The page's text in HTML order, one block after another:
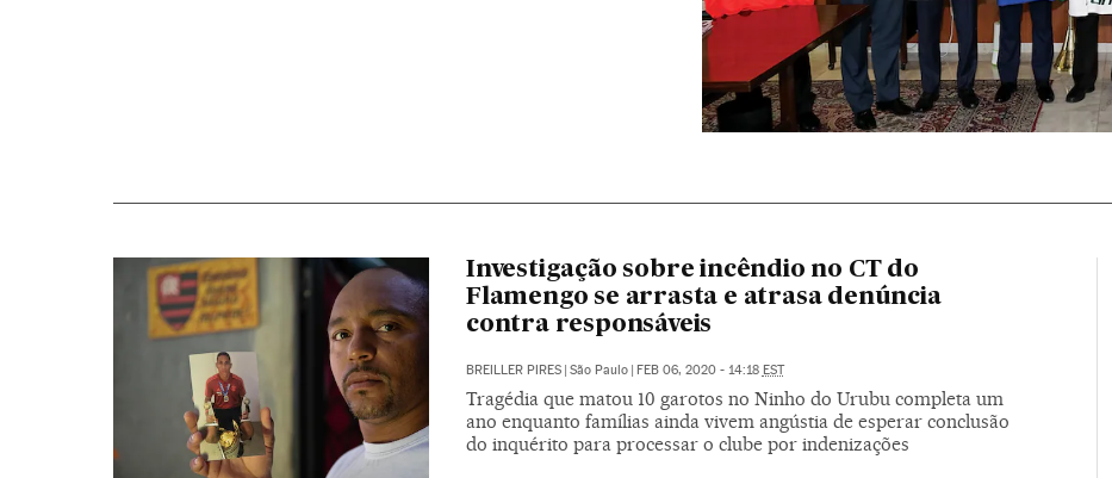
Investigação sobre incêndio no CT do
Flamengo se arrasta e atrasa denúncia
contra responsáveis
BREILLER PIRES | São Paulo | FEB 06, 2020 - 14:18 EST
Tragédia que matou 10 garotos no Ninho do Urubu completa um
ano enquanto famílias ainda vivem angústia de esperar conclusão
do inquérito para processar o clube por indenizações